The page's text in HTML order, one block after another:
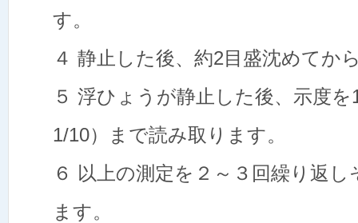
す。
４ 静止した後、約2目盛沈めてか
５ 浮ひょうが静止した後、示度
1/10）まで読み取ります。
６ 以上の測定を２～３回繰り返
ます。